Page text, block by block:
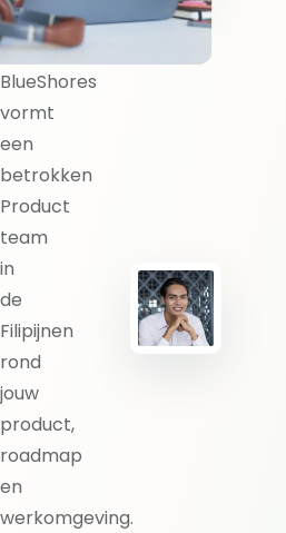
team?
BlueShores
vormt
een
betrokken
Product
team
in
de
Filipijnen
rond
jouw
product,
roadmap
en
werkomgeving.